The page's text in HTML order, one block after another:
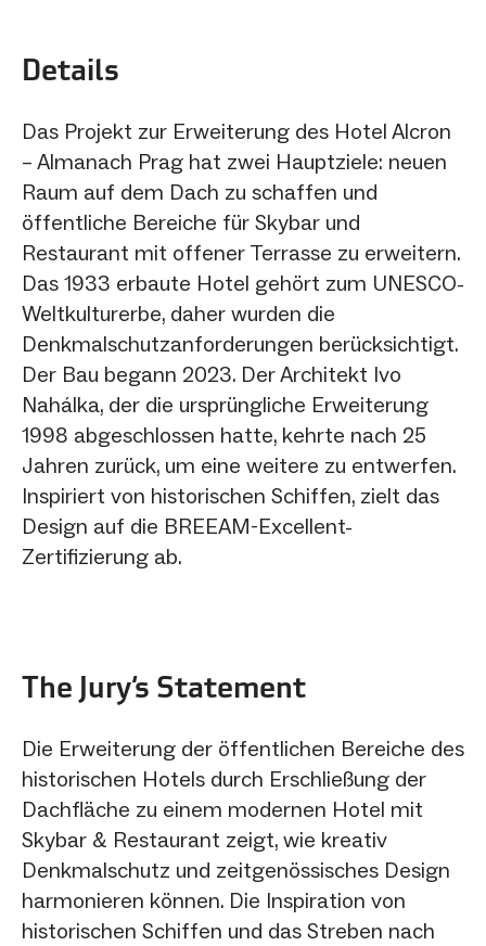
Details
Das Projekt zur Erweiterung des Hotel Alcron
– Almanach Prag hat zwei Hauptziele: neuen
Raum auf dem Dach zu schaffen und
öffentliche Bereiche für Skybar und
Restaurant mit offener Terrasse zu erweitern.
Das 1933 erbaute Hotel gehört zum UNESCO-
Weltkulturerbe, daher wurden die
Denkmalschutzanforderungen berücksichtigt.
Der Bau begann 2023. Der Architekt Ivo
Nahálka, der die ursprüngliche Erweiterung
1998 abgeschlossen hatte, kehrte nach 25
Jahren zurück, um eine weitere zu entwerfen.
Inspiriert von historischen Schiffen, zielt das
Design auf die BREEAM-Excellent-
Zertifizierung ab.
The Jury‘s Statement
Die Erweiterung der öffentlichen Bereiche des
historischen Hotels durch Erschließung der
Dachfläche zu einem modernen Hotel mit
Skybar & Restaurant zeigt, wie kreativ
Denkmalschutz und zeitgenössisches Design
harmonieren können. Die Inspiration von
historischen Schiffen und das Streben nach